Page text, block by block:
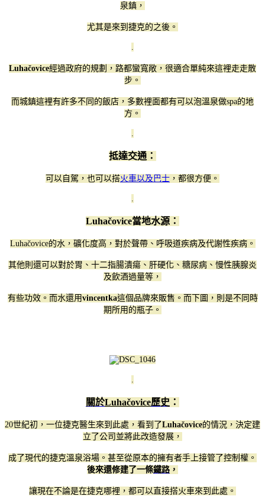
泉鎮，
尤其是來到捷克的之後。
Luhačovice經過政府的規劃，路都蠻寬敞，很適合單純來這裡走走散
步。
而城鎮這裡有許多不同的飯店，多數裡面都有可以泡溫泉做spa的地
方。
抵達交通：
可以自駕，也可以搭火車以及巴士 ，都很方便。
Luhačovice當地水源：
Luhačovice的水，礦化度高，對於聲帶、呼吸道疾病及代謝性疾病。
其他則還可以對於胃、十二指腸潰瘍、肝硬化、糖尿病、慢性胰腺炎
及飲酒過量等，
有些功效。而水還用vincentka這個品牌來販售。而下圖，則是不同時
期所用的瓶子。
關於Luhačovice歷史 ：
20世紀初，一位捷克醫生來到此處，看到了Luhačovice的情況，決定建
立了公司並將此改造發展，
成了現代的捷克溫泉浴場。甚至從原本的擁有者手上接管了控制權。
後來還修建了一條鐵路 ，
讓現在不論是在捷克哪裡，都可以直接搭火車來到此處。